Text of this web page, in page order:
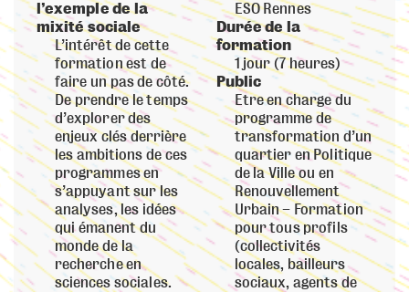
l’exemple de la
mixité sociale
L’intérêt de cette
formation est de
faire un pas de côté.
De prendre le temps
d’explorer des
enjeux clés derrière
les ambitions de ces
programmes en
s’appuyant sur les
analyses, les idées
qui émanent du
monde de la
recherche en
sciences sociales.
ESO Rennes
Durée de la
formation
1 jour (7 heures)
Public
Etre en charge du
programme de
transformation d’un
quartier en Politique
de la Ville ou en
Renouvellement
Urbain – Formation
pour tous profils
(collectivités
locales, bailleurs
sociaux, agents de